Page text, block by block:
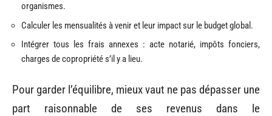
organismes.
Calculer les mensualités à venir et leur impact sur le budget global.
Intégrer tous les frais annexes : acte notarié, impôts fonciers,
charges de copropriété s’il y a lieu.
Pour garder l’équilibre, mieux vaut ne pas dépasser une
part raisonnable de ses revenus dans le